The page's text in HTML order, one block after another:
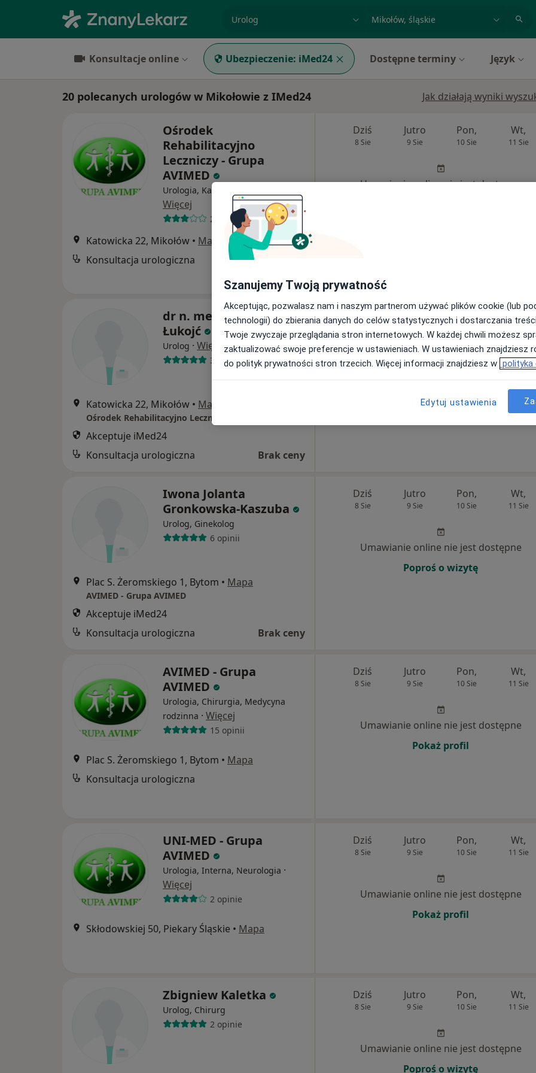
miasto lub dzielnica
Konsultacje online Ubezpieczenie: iMed24 Dostępne terminy Język
20 polecanych urologów w Mikołowie z IMed24 Jak działają wyniki
Ośrodek
Rehabilitacyjno
Leczniczy - Grupa
AVIMED
Urologia, Kardiologia, Interna
Więcej
25 opinii
Katowicka 22, Mikołów • Mapa
Konsultacja urologiczna
Dziś
8 Sie
Jutro
9 Sie
Pon,
10 Sie
Wt,
11 Sie
Umawianie online nie jest dostępne
dr n. med. Krzysztof
Łukojć
Urolog · Więcej
36 opinii
Katowicka 22, Mikołów • Mapa
Ośrodek Rehabilitacyjno Leczniczy - Grupa AVIMED
Akceptuje iMed24
Konsultacja urologiczna
Brak ceny
Dziś Jutro
9 Sie
Pon, Wt,
Umawianie online nie jest dostępne
Iwona Jolanta
Gronkowska-Kaszuba
Urolog, Ginekolog
6 opinii
Plac S. Żeromskiego 1, Bytom • Mapa
AVIMED - Grupa AVIMED
Akceptuje iMed24
Konsultacja urologiczna
Brak ceny
Dziś
8 Sie
Jutro
9 Sie
Pon,
10 Sie
Wt,
11 Sie
Umawianie online nie jest dostępne
Poproś o wizytę
AVIMED - Grupa
AVIMED
Urologia, Chirurgia, Medycyna
rodzinna · Więcej
15 opinii
Plac S. Żeromskiego 1, Bytom • Mapa
Konsultacja urologiczna
Dziś
8 Sie
Jutro
9 Sie
Pon,
10 Sie
Wt,
11 Sie
Umawianie online nie jest dostępne
Pokaż profil
UNI-MED - Grupa
AVIMED
Urologia, Interna, Neurologia ·
Więcej
2 opinie
Skłodowskiej 50, Piekary Śląskie • Mapa
Dziś
8 Sie
Jutro
9 Sie
Pon,
10 Sie
Wt,
11 Sie
Umawianie online nie jest dostępne
Pokaż profil
Zbigniew Kaletka
Urolog, Chirurg
2 opinie
Dziś
8 Sie
Jutro
9 Sie
Pon,
10 Sie
Wt,
11 Sie
Umawianie online nie jest dostępne
Poproś o wizytę
Szanujemy Twoją prywatność
Akceptując, pozwalasz nam i naszym partnerom używać plików cookie (lub
technologii) do zbierania danych do celów statystycznych i dostarczania
Twoje zwyczaje przeglądania stron internetowych. W każdej chwili możesz
zaktualizować swoje preferencje w ustawieniach. W ustawieniach znajdziesz
do polityk prywatności stron trzecich. Więcej informacji znajdziesz w polityka
Edytuj ustawienia